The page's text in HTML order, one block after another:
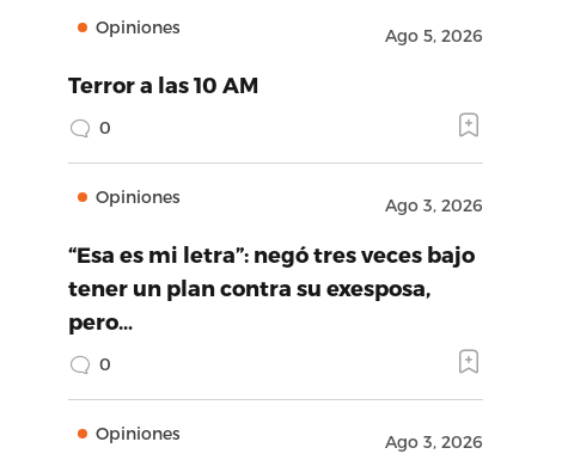
Opiniones Ago 5, 2026
Terror a las 10 AM
0
Opiniones Ago 3, 2026
“Esa es mi letra”: negó tres veces bajo
tener un plan contra su exesposa,
pero…
0
Opiniones Ago 3, 2026